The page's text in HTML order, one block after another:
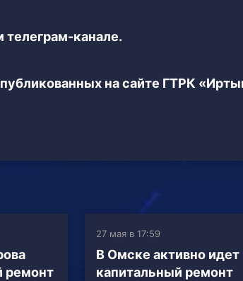
канале.
на сайте ГТРК
ремонт
27 мая в 17:59
В Омске активно идет
капитальный ремонт